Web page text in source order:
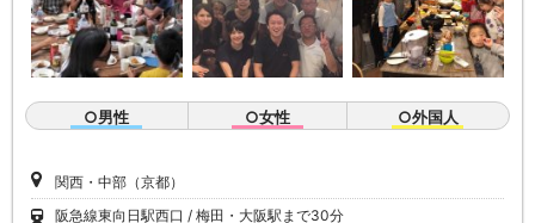
○男性 ○女性 ○外国人
関西・中部（京都）
阪急線東向日駅西口
梅田・大阪駅まで30分